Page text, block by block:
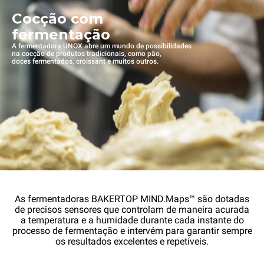
Cocção com
fermentação
A fermentadora UNOX abre um mundo de possibilidades
na cocção de produtos tradicionais, como pão,
doces fermentados, croissant e muitos outros.
As fermentadoras BAKERTOP MIND.Maps™ são dotadas
de precisos sensores que controlam de maneira acurada
a temperatura e a humidade durante cada instante do
processo de fermentação e intervém para garantir sempre
os resultados excelentes e repetíveis.